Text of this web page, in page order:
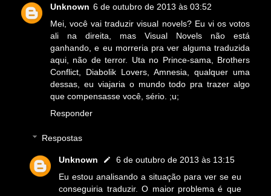
Unknown 6 de outubro de 2013 às 03:52
Mei, você vai traduzir visual novels? Eu vi os votos
ali na direita, mas Visual Novels não está
ganhando, e eu morreria pra ver alguma traduzida
aqui, não de terror. Uta no Prince-sama, Brothers
Conflict, Diabolik Lovers, Amnesia, qualquer uma
dessas, eu viajaria o mundo todo pra trazer algo
que compensasse você, sério. ;u;
Responder
Respostas
Unknown
6 de outubro de 2013 às 13:15
Eu estou analisando a situação para ver se eu
conseguiria traduzir. O maior problema é que